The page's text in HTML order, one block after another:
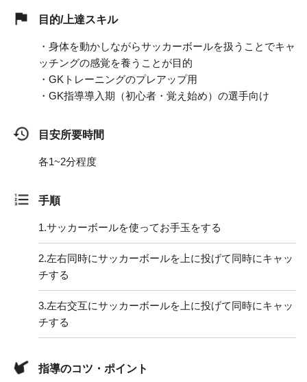
目的/上達スキル
・身体を動かしながらサッカーボールを扱うことでキャ
ッチングの感覚を養うことが目的
・GKトレーニングのプレアップ用
・GK指導導入期（初心者・覚え始め）の選手向け
目安所要時間
各1~2分程度
手順
1.サッカーボールを使ってお手玉をする
2.左右同時にサッカーボールを上に投げて同時にキャッ
チする
3.左右交互にサッカーボールを上に投げて同時にキャッ
チする
指導のコツ・ポイント